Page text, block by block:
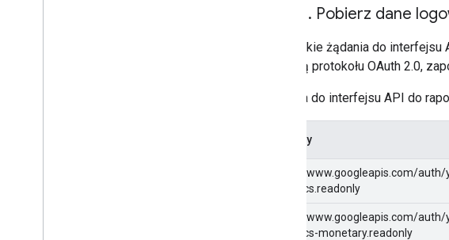
. Pobierz dane
Wszystkie żądania do
pomocą protokołu OAuth 2.0,
Żądania do interfejsu API do
Zakresy
https://www.googleapis.com/auth/
analytics.readonly
https://www.googleapis.com/auth/
analytics-monetary.readonly